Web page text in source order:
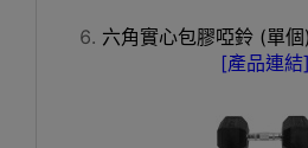
六角實心包膠啞鈴 (單
[產品連結]